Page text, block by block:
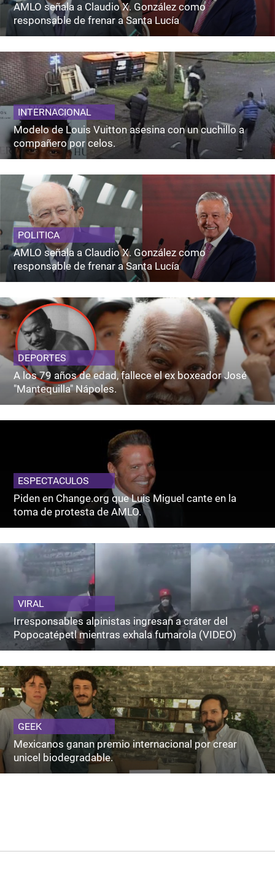
AMLO señala a Claudio X. González como
responsable de frenar a Santa Lucía
INTERNACIONAL
Modelo de Louis Vuitton asesina con un cuchillo a
compañero por celos.
POLITICA
AMLO señala a Claudio X. González como
responsable de frenar a Santa Lucía
DEPORTES
A los 79 años de edad, fallece el ex boxeador José
"Mantequilla" Nápoles.
ESPECTACULOS
Piden en Change.org que Luis Miguel cante en la
toma de protesta de AMLO.
VIRAL
Irresponsables alpinistas ingresan a cráter del
Popocatépetl mientras exhala fumarola (VIDEO)
GEEK
Mexicanos ganan premio internacional por crear
unicel biodegradable.